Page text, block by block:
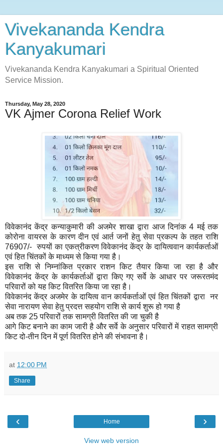
Vivekananda Kendra
Kanyakumari
Vivekananda Kendra Kanyakumari a Spiritual Oriented
Service Mission.
Thursday, May 28, 2020
VK Ajmer Corona Relief Work
विवेकानंद केंद्र कन्याकुमारी की अजमेर शाखा द्वारा आज दिनांक 4 मई तक
कोरोना वायरस के कारण दीन एवं आर्त जनों हेतु सेवा प्रकल्प के तहत राशि
76907/- रुपयों का एकत्रीकरण विवेकानंद केंद्र के दायित्ववान कार्यकर्ताओं
एवं हित चिंतकों के माध्यम से किया गया है।
इस राशि से निम्नांकित प्रकार राशन किट तैयार किया जा रहा है और
विवेकानंद केंद्र के कार्यकर्ताओं द्वारा किए गए सर्वे के आधार पर जरूरतमंद
परिवारों को यह किट वितरित किया जा रहा है।
विवेकानंद केंद्र अजमेर के दायित्व वान कार्यकर्ताओं एवं हित चिंतकों द्वारा नर
सेवा नारायण सेवा हेतु प्रदत्त सहयोग राशि से कार्य शुरू हो गया है
अब तक 25 परिवारों तक सामग्री वितरित की जा चुकी है
आगे किट बनाने का काम जारी है और सर्वे के अनुसार परिवारों में राहत सामग्री
किट दो-तीन दिन में पूर्ण वितरित होने की संभावना है।
at 12:00 PM
Share
‹ ›
Home
View web version